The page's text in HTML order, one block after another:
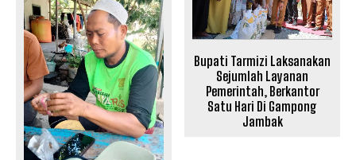
Bupati Tarmizi Laksanakan
Sejumlah Layanan
Pemerintah, Berkantor
Satu Hari Di Gampong
Jambak